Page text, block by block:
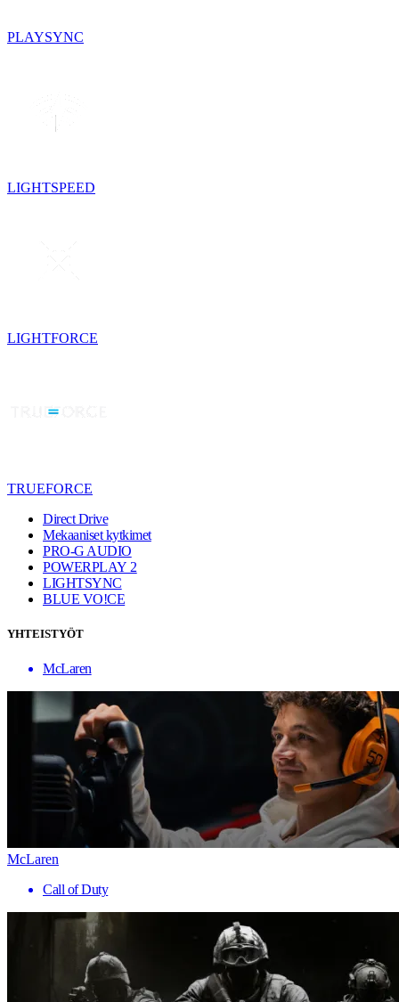
PLAYSYNC
LIGHTSPEED
LIGHTFORCE
TRUEFORCE
Direct Drive
Mekaaniset kytkimet
PRO-G AUDIO
POWERPLAY 2
LIGHTSYNC
BLUE VO!CE
YHTEISTYÖT
McLaren
McLaren
Call of Duty